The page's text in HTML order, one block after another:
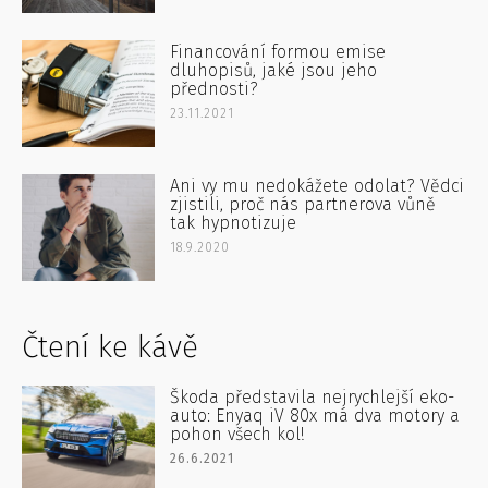
Financování formou emise
dluhopisů, jaké jsou jeho
přednosti?
23.11.2021
Ani vy mu nedokážete odolat? Vědci
zjistili, proč nás partnerova vůně
tak hypnotizuje
18.9.2020
Čtení ke kávě
Škoda představila nejrychlejší eko-
auto: Enyaq iV 80x má dva motory a
pohon všech kol!
26.6.2021